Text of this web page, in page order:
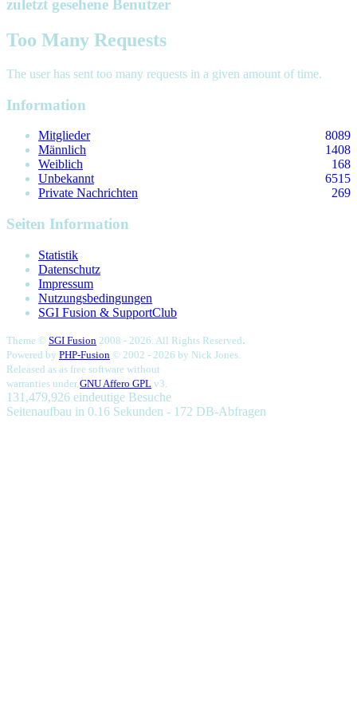
zuletzt gesehene Benutzer
Too Many Requests
The user has sent too many requests in a given amount of time.
Information
Mitglieder
8089
Männlich
1408
Weiblich
168
Unbekannt
6515
Private Nachrichten
269
Seiten Information
Statistik
Datenschutz
Impressum
Nutzungsbedingungen
SGI Fusion & SupportClub
Theme © SGI Fusion 2008 - 2026. All Rights Reserved.
Powered by PHP-Fusion © 2002 - 2026 by Nick Jones.
Released as as free software without
warranties under GNU Affero GPL v3.
131,479,926 eindeutige Besuche
Seitenaufbau in 0.16 Sekunden - 172 DB-Abfragen